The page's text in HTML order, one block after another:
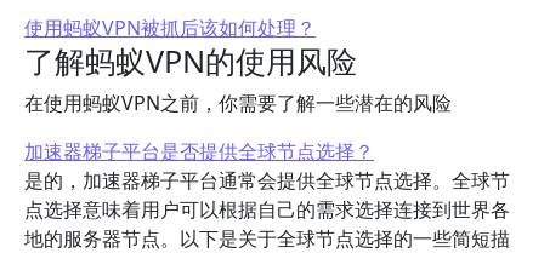
使用蚂蚁VPN被抓后该如何处理？
了解蚂蚁VPN的使用风险
在使用蚂蚁VPN之前，你需要了解一些潜在的风险
加速器梯子平台是否提供全球节点选择？
是的，加速器梯子平台通常会提供全球节点选择。全球节
点选择意味着用户可以根据自己的需求选择连接到世界各
地的服务器节点。以下是关于全球节点选择的一些简短描